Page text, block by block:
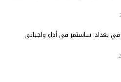
في بغداد: ساستمر في أداءِ واجباتي